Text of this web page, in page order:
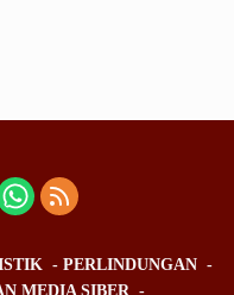
PERLINDUNGAN
MEDIA SIBER